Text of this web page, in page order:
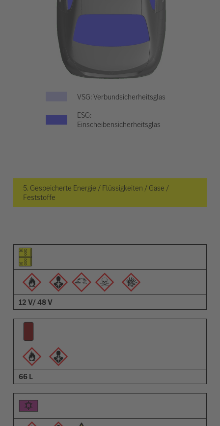
VSG: Verbundsicherheitsglas
ESG:
Einscheibensicherheitsglas
5. Gespeicherte Energie / Flüssigkeiten / Gase /
Feststoffe
Piktogramm des Elements
Pictrogramme der Warnungen
Beschreibung
12 V/ 48 V
66 L